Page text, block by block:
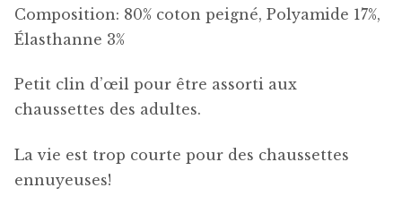
Composition: 80% coton peigné, Polyamide 17%,
Élasthanne 3%
Petit clin d’œil pour être assorti aux
chaussettes des adultes.
La vie est trop courte pour des chaussettes
ennuyeuses!